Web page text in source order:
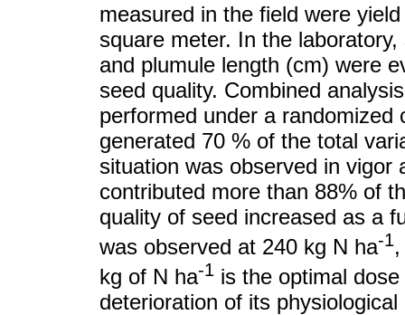
measured in the field were
square meter. In the
and plumule length (cm) were
seed quality. Combined
performed under a
generated 70 % of the total
situation was observed in vigor
contributed more than 88% of
quality of seed increased as a
was observed at 240 kg N ha-1
kg of N ha-1 is the optimal
deterioration of its physiological